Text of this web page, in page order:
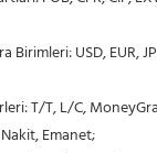
Emanet;